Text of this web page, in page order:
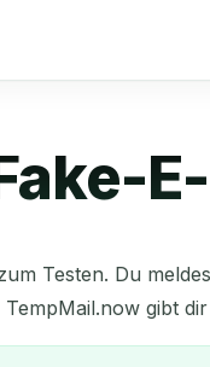
Testen. Du
gibt